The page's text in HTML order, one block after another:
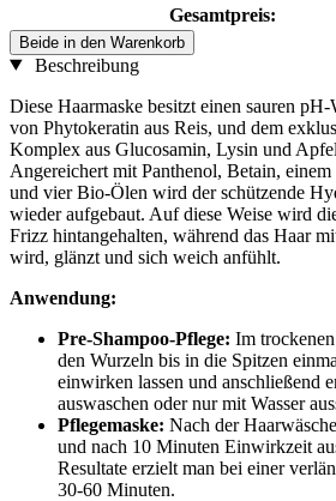
Gesamtpreis:
Beide in den Warenkorb
Beschreibung
Diese Haarmaske besitzt einen sauren
von Phytokeratin aus Reis, und dem
Komplex aus Glucosamin, Lysin und
Angereichert mit Panthenol, Betain,
und vier Bio-Ölen wird der schützende
wieder aufgebaut. Auf diese Weise wird
Frizz hintangehalten, während das Haar
wird, glänzt und sich weich anfühlt.
Anwendung:
Pre-Shampoo-Pflege: Im
den Wurzeln bis in die Spitzen
einwirken lassen und anschließend
auswaschen oder nur mit Wasser
Pflegemaske: Nach der
und nach 10 Minuten Einwirkzeit
Resultate erzielt man bei einer
30-60 Minuten.